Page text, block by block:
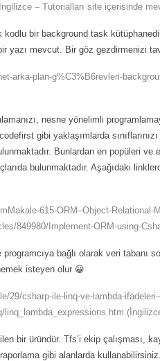
– Tutorialları site içerisinde
kodlu bir background task
yazı mevcut. Bir göz gezdirmenizi
arka-plan-g%C3%B6revleri-
nesne yönelimli
gibi yaklaşımlarda
Bunlardan en popüleri
bulunmaktadır. Aşağıdaki
615-ORM–Object-Relational-
849980/Implement-ORM-using-
programcıya bağlı olarak veri tabanı
isteyen olur 😀
29/csharp-ile-linq-ve-lambda-
bir üründür. Tfs’i ekip çalışması,
gibi alanlarda